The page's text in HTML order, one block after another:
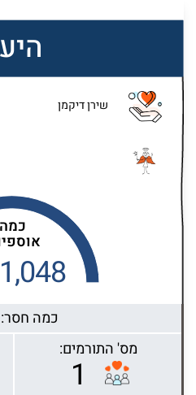
היעד
שירן דיקמן
Highcharts.com
כמה
אוספים?
1,048
כמה חסר:0
מס' התורמים: